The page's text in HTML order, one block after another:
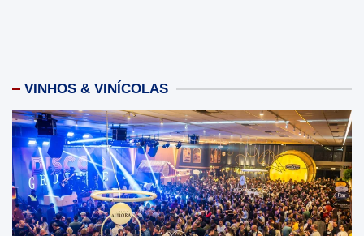
VINHOS & VINÍCOLAS